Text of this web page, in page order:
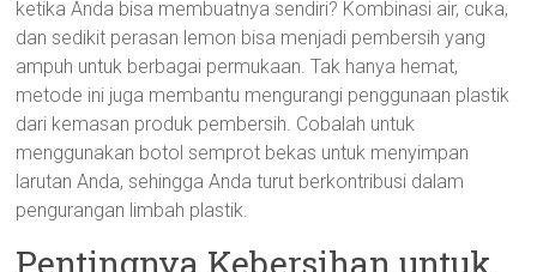
ketika Anda bisa membuatnya sendiri? Kombinasi air, cuka,
dan sedikit perasan lemon bisa menjadi pembersih yang
ampuh untuk berbagai permukaan. Tak hanya hemat,
metode ini juga membantu mengurangi penggunaan plastik
dari kemasan produk pembersih. Cobalah untuk
menggunakan botol semprot bekas untuk menyimpan
larutan Anda, sehingga Anda turut berkontribusi dalam
pengurangan limbah plastik.
Pentingnya Kebersihan untuk